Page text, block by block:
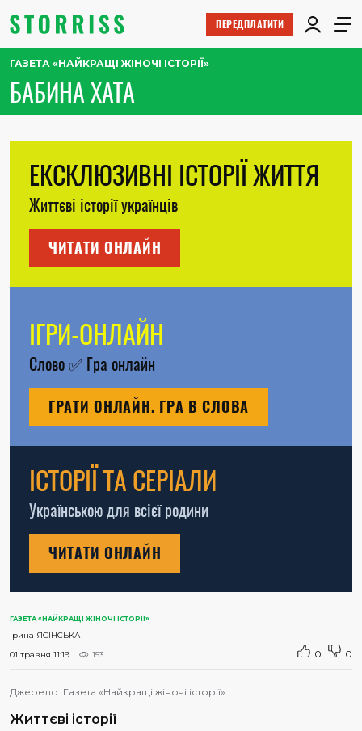
ПЕРЕДПЛАТИТИ
ГАЗЕТА «НАЙКРАЩІ ЖІНОЧІ ІСТОРІЇ»
БАБИНА ХАТА
ЕКСКЛЮЗИВНІ ІСТОРІЇ ЖИТТЯ
Життєві історії українців
ЧИТАТИ ОНЛАЙН
ІГРИ-ОНЛАЙН
Слово✅ Гра онлайн
ГРАТИ ОНЛАЙН. ГРА В СЛОВА
ІСТОРІЇ ТА СЕРІАЛИ
Українською для всієї родини
ЧИТАТИ ОНЛАЙН
ГАЗЕТА «НАЙКРАЩІ ЖІНОЧІ ІСТОРІЇ»
Ірина ЯСІНСЬКА
01 травня 11:19
153 0 0
Джерело: Газета «Найкращі жіночі історії»
Життєві історії